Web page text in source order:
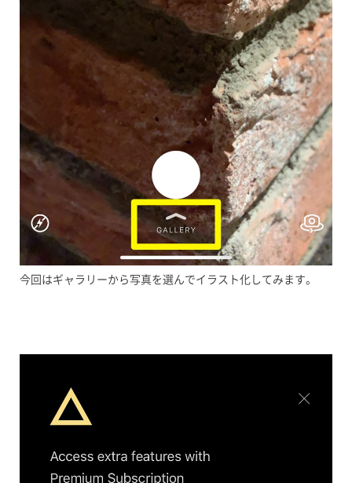
今回はギャラリーから写真を選んでイラスト化してみます。